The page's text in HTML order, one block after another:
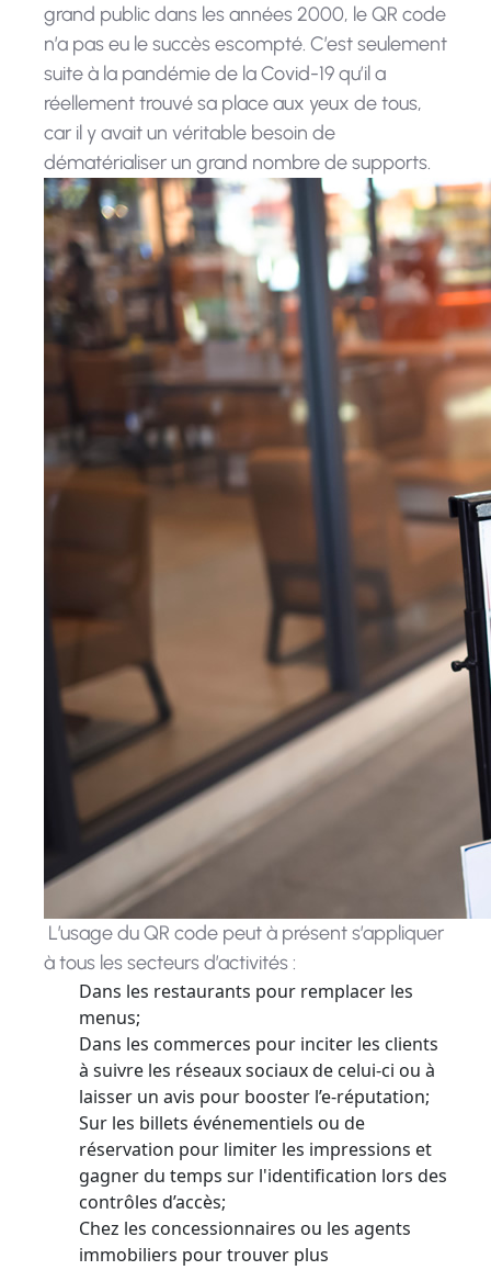
grand public dans les années 2000, le QR code
n’a pas eu le succès escompté. C’est seulement
suite à la pandémie de la Covid-19 qu’il a
réellement trouvé sa place aux yeux de tous,
car il y avait un véritable besoin de
dématérialiser un grand nombre de supports.
L’usage du QR code peut à présent s’appliquer
à tous les secteurs d’activités :
Dans les restaurants pour remplacer les
menus;
Dans les commerces pour inciter les clients
à suivre les réseaux sociaux de celui-ci ou à
laisser un avis pour booster l’e-réputation;
Sur les billets événementiels ou de
réservation pour limiter les impressions et
gagner du temps sur l'identification lors des
contrôles d’accès;
Chez les concessionnaires ou les agents
immobiliers pour trouver plus